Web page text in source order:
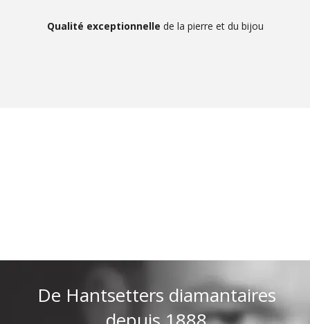
Qualité exceptionnelle de la pierre et du bijou
De Hantsetters diamantaires